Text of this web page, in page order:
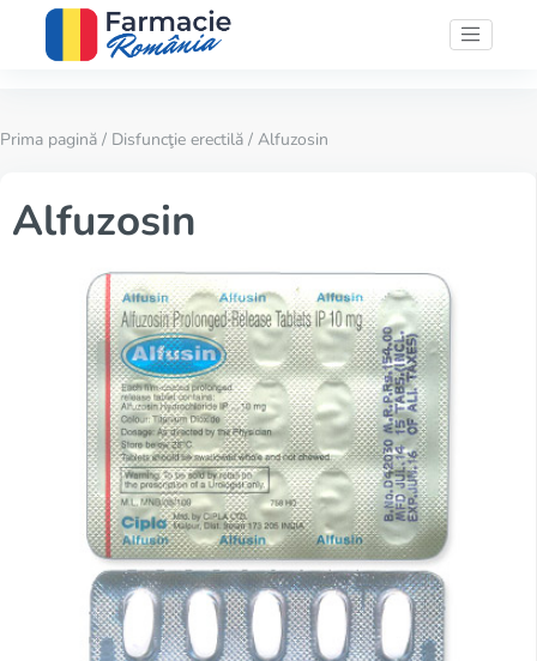
Prima pagină / Disfuncţie erectilă / Alfuzosin
Alfuzosin